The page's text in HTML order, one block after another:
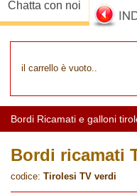
Chatta con noi
il carrello è vuoto..
Bordi Ricamati e galloni
Bordi ricamati
codice: Tirolesi TV verdi